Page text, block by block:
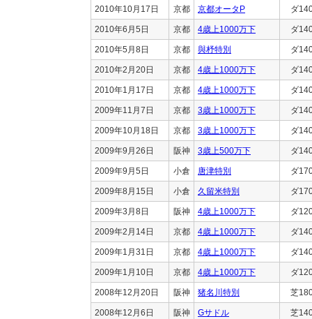
2010年10月17日 京都 京都オータP ダ
2010年6月5日 京都 4歳上1000万下 ダ
2010年5月8日 京都 與杼特別 ダ
2010年2月20日 京都 4歳上1000万下 ダ
2010年1月17日 京都 4歳上1000万下 ダ
2009年11月7日 京都 3歳上1000万下 ダ
2009年10月18日 京都 3歳上1000万下 ダ
2009年9月26日 阪神 3歳上500万下 ダ
2009年9月5日 小倉 唐津特別 ダ
2009年8月15日 小倉 久留米特別 ダ
2009年3月8日 阪神 4歳上1000万下 ダ
2009年2月14日 京都 4歳上1000万下 ダ
2009年1月31日 京都 4歳上1000万下 ダ
2009年1月10日 京都 4歳上1000万下 ダ
2008年12月20日 阪神 猪名川特別 芝
2008年12月6日 阪神 Gサドル 芝